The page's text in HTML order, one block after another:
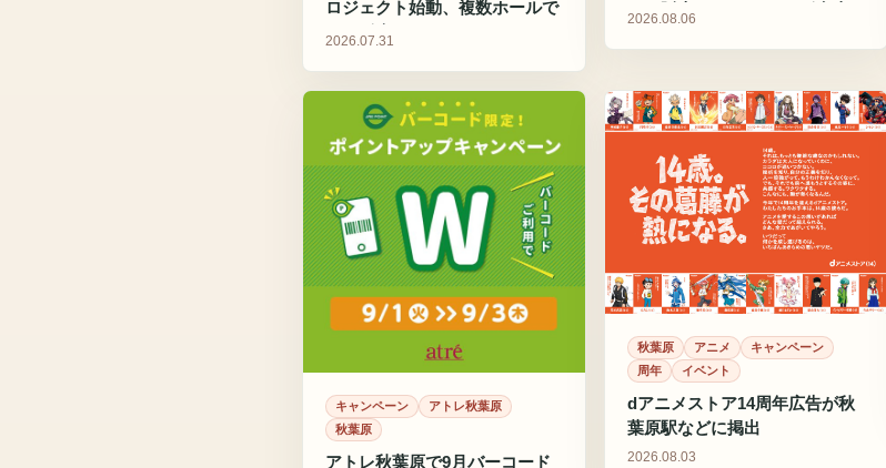
ロジェクト始動、複数ホールで
コラボ企画
2026.07.31
デー販売やVTuberコラボ弁当
2026.08.06
キャンペーン
アトレ秋葉原
秋葉原
アトレ秋葉原で9月バーコード
秋葉原 アニメ
キャンペーン
周年
イベント
dアニメストア14周年広告が秋
葉原駅などに掲出
2026.08.03